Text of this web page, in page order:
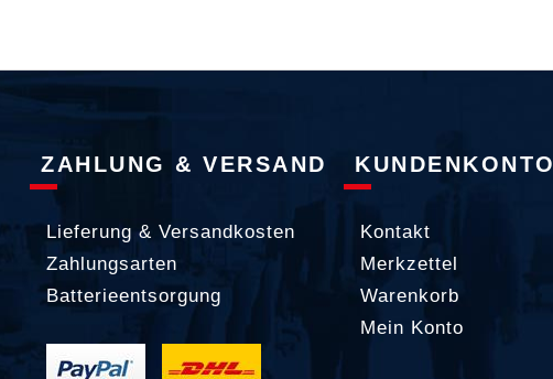
ZAHLUNG & VERSAND
Lieferung & Versandkosten
Zahlungsarten
Batterieentsorgung
KUNDENKONTO
Kontakt
Merkzettel
Warenkorb
Mein Konto